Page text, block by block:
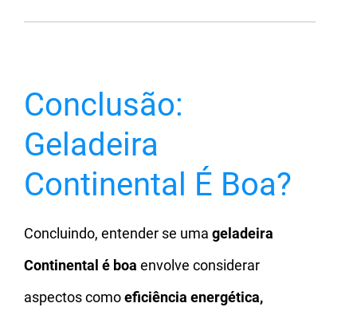
Conclusão:
Geladeira
Continental É Boa?
Concluindo, entender se uma geladeira
Continental é boa envolve considerar
aspectos comoeficiência energética,